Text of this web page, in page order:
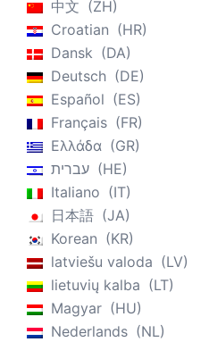
中文
ZH
Croatian
HR
Dansk
DA
Deutsch
DE
Español
ES
Français
FR
Ελλάδα
GR
עברית
HE
Italiano
IT
日本語
JA
Korean
KR
latviešu valoda
LV
lietuvių kalba
LT
Magyar
HU
Nederlands
NL